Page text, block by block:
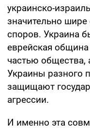
украинско-
значительно шире
споров. Украина
еврейская
частью общества,
Украины разного
защищают
агрессии.
И именно эта